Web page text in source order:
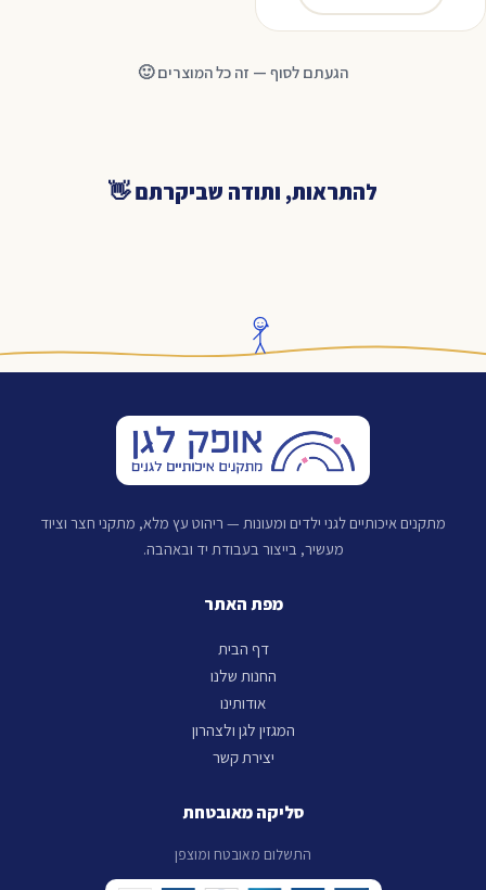
הגעתם לסוף — זה כל המוצרים 🙂
להתראות, ותודה שביקרתם 👋
מתקנים איכותיים לגני ילדים ומעונות — ריהוט עץ מלא, מתקני חצר וציוד
מעשיר, בייצור בעבודת יד ובאהבה.
מפת האתר
דף הבית
החנות שלנו
אודותינו
המגזין לגן ולצהרון
יצירת קשר
סליקה מאובטחת
התשלום מאובטח ומוצפן